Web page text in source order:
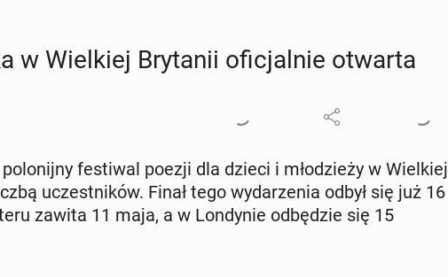
w Wiel­kiej Bry­ta­nii ofi­cjal­nie otwarta
fe­sti­wal poezji dla dzieci i mło­dzie­ży w Wiel­kiej
uczest­ni­ków. Finał tego wy­da­rze­nia odbył się już 16
zawita 11 maja, a w Lon­dy­nie od­bę­dzie się 15